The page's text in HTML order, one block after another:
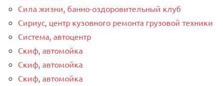
Сила жизни, банно-оздоровительный клуб
Сириус, центр кузовного ремонта грузовой техники
Система, автоцентр
Скиф, автомойка
Скиф, автомойка
Скиф, автомойка